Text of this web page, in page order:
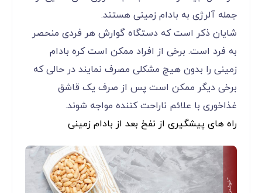
جمله آلرژی به بادام زمینی هستند.
شایان ذکر است که دستگاه گوارش هر فردی منحصر
به فرد است. برخی از افراد ممکن است کره بادام
زمینی را بدون هیچ مشکلی مصرف نمایند در حالی که
برخی دیگر ممکن است پس از صرف یک قاشق
غذاخوری با علائم ناراحت کننده مواجه شوند.
راه های پیشگیری از نفخ بعد از بادام زمینی